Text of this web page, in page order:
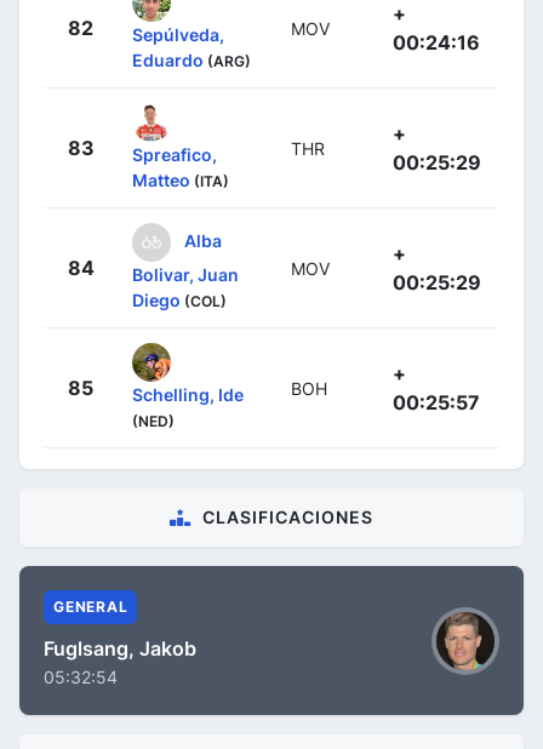
82
Sepúlveda,
Eduardo (ARG)
MOV
+
00:24:16
83
Spreafico,
Matteo (ITA)
THR
+
00:25:29
84
Alba
Bolivar, Juan
Diego (COL)
MOV
+
00:25:29
85 Schelling, Ide
(NED)
BOH
+
00:25:57
CLASIFICACIONES
GENERAL
Fuglsang, Jakob
05:32:54